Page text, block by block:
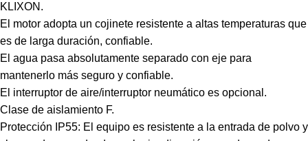
KLIXON.
El motor adopta un cojinete resistente a altas temperaturas que
es de larga duración, confiable.
El agua pasa absolutamente separado con eje para
mantenerlo más seguro y confiable.
El interruptor de aire/interruptor neumático es opcional.
Clase de aislamiento F.
Protección IP55: El equipo es resistente a la entrada de polvo y